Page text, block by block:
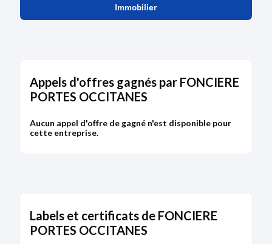
Immobilier
Appels d'offres gagnés par FONCIERE
PORTES OCCITANES
Aucun appel d'offre de gagné n'est disponible pour
cette entreprise.
Labels et certificats de FONCIERE
PORTES OCCITANES